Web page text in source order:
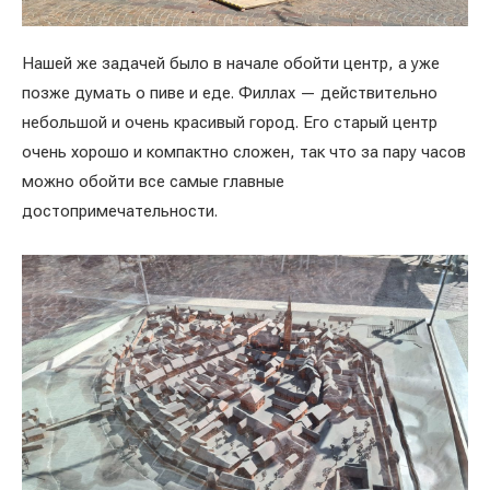
Нашей же задачей было в начале обойти центр, а уже
позже думать о пиве и еде. Филлах — действительно
небольшой и очень красивый город. Его старый центр
очень хорошо и компактно сложен, так что за пару часов
можно обойти все самые главные
достопримечательности.